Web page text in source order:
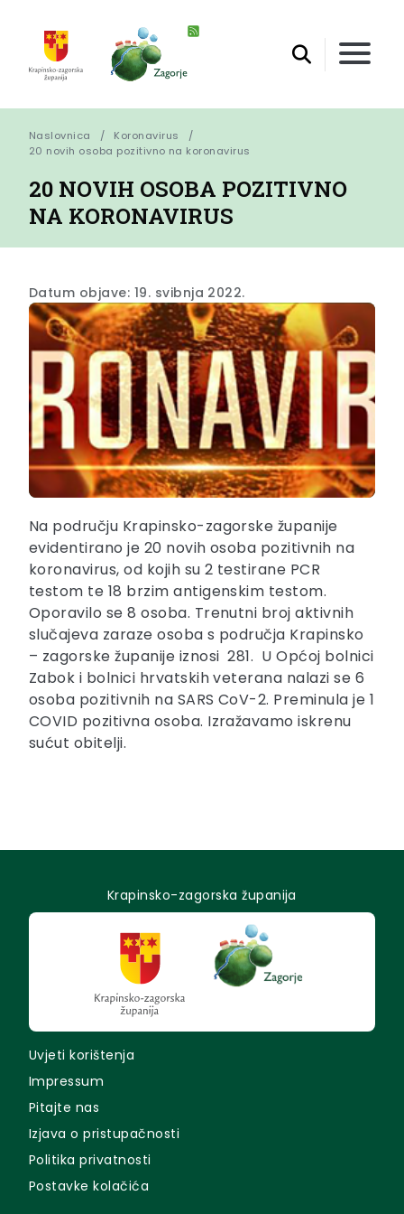
Naslovnica
Koronavirus
20 novih osoba pozitivno na koronavirus
20 NOVIH OSOBA POZITIVNO
NA KORONAVIRUS
Datum objave: 19. svibnja 2022.
Na području Krapinsko-zagorske županije
evidentirano je 20 novih osoba pozitivnih na
koronavirus, od kojih su 2 testirane PCR
testom te 18 brzim antigenskim testom.
Oporavilo se 8 osoba. Trenutni broj aktivnih
slučajeva zaraze osoba s područja Krapinsko
– zagorske županije iznosi 281. U Općoj bolnici
Zabok i bolnici hrvatskih veterana nalazi se 6
osoba pozitivnih na SARS CoV-2. Preminula je 1
COVID pozitivna osoba. Izražavamo iskrenu
sućut obitelji.
Krapinsko-zagorska županija
Uvjeti korištenja
Impressum
Pitajte nas
Izjava o pristupačnosti
Politika privatnosti
Postavke kolačića